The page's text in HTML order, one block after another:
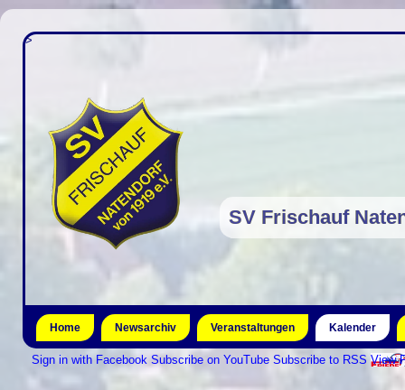
>
SV Frischauf
Home Newsarchiv Veranstaltungen Kalender
Sign in with Facebook Subscribe on YouTube Subscribe to RSS View